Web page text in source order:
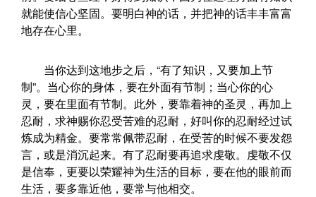
就能使信心坚固。要明白神的话，并把神的话丰丰富富
地存在心里。
当你达到这地步之后，“有了知识，又要加上节
制”。当心你的身体，要在外面有节制；当心你的心
灵，要在里面有节制。此外，要靠着神的圣灵，再加上
忍耐，求神赐你忍受苦难的忍耐，好叫你的忍耐经过试
炼成为精金。要常常佩带忍耐，在受苦的时候不要发怨
言，或是消沉起来。有了忍耐要再追求虔敬。虔敬不仅
是信奉，更要以荣耀神为生活的目标，要在他的眼前而
生活，要多靠近他，要常与他相交。